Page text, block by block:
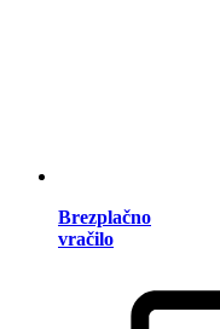
Brezplačno
vračilo